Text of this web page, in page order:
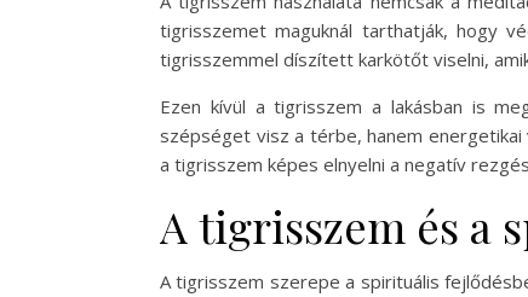
tigrisszemet maguknál tarthatják, hogy
tigrisszemmel díszített karkötőt viselni,
Ezen kívül a tigrisszem a lakásban is
szépséget visz a térbe, hanem
a tigrisszem képes elnyelni a negatív
A tigrisszem és a
A tigrisszem szerepe a spirituális